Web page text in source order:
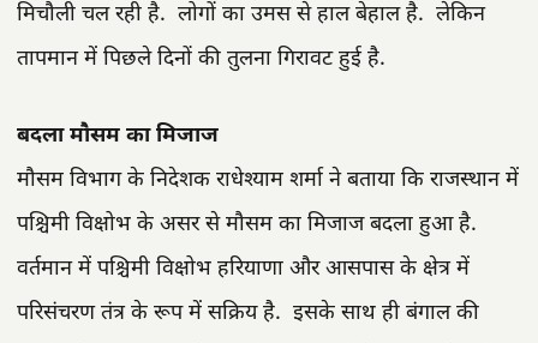
मिचौली चल रही है. लोगों का उमस से हाल बेहाल है. लेकिन
तापमान में पिछले दिनों की तुलना गिरावट हुई है.
बदला मौसम का मिजाज
मौसम विभाग के निदेशक राधेश्याम शर्मा ने बताया कि राजस्थान में
पश्चिमी विक्षोभ के असर से मौसम का मिजाज बदला हुआ है.
वर्तमान में पश्चिमी विक्षोभ हरियाणा और आसपास के क्षेत्र में
परिसंचरण तंत्र के रूप में सक्रिय है. इसके साथ ही बंगाल की